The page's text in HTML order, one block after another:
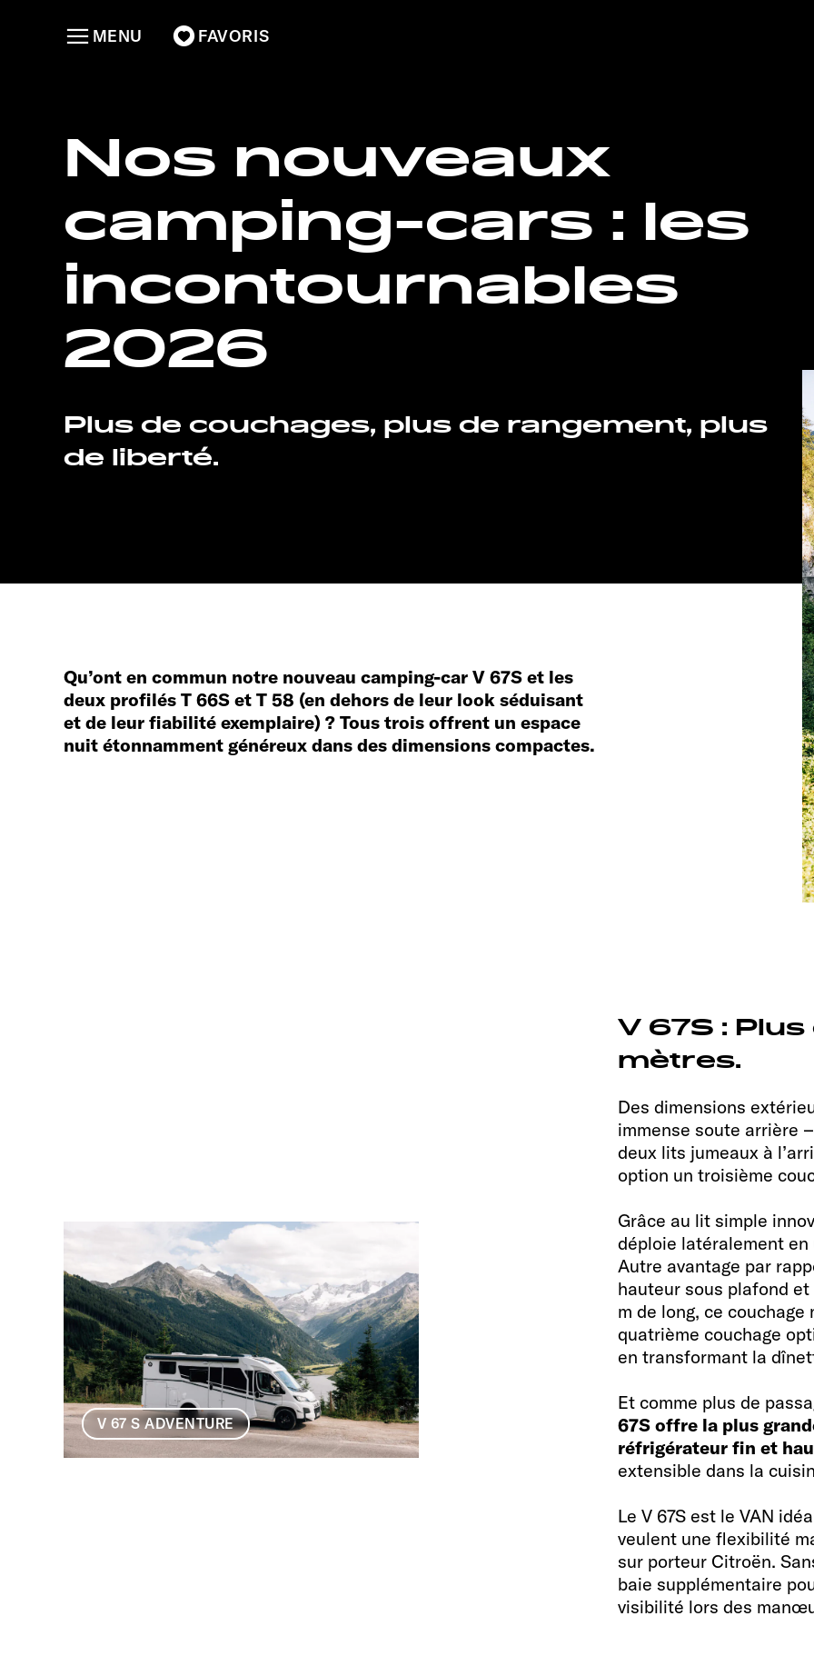
FAVORIS
MENU
Nos nouveaux
camping-cars : les
incontournables
2026
Plus de couchages, plus de rangement, plus
de liberté.
Qu’ont en commun notre nouveau camping-car V 67S et les
deux profilés T 66S et T 58 (en dehors de leur look séduisant
et de leur fiabilité exemplaire) ? Tous trois offrent un espace
nuit étonnamment généreux dans des dimensions compactes.
V 67 S ADVENTURE
V 67S :
mètres.
Des dimensions
immense soute arrière
deux lits jumeaux à
option un troisième
Grâce au lit simple
déploie latéralement en
Autre avantage par
hauteur sous plafond et
m de long, ce couchage
quatrième couchage
en transformant la
Et comme plus de
67S offre la plus
réfrigérateur fin et
extensible dans la
Le V 67S est le VAN
veulent une flexibilité
sur porteur Citroën.
baie supplémentaire
visibilité lors des